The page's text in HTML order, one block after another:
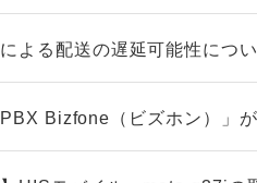
よる配送の遅延可能性につ
PBX Bizfone（ビズホン）」